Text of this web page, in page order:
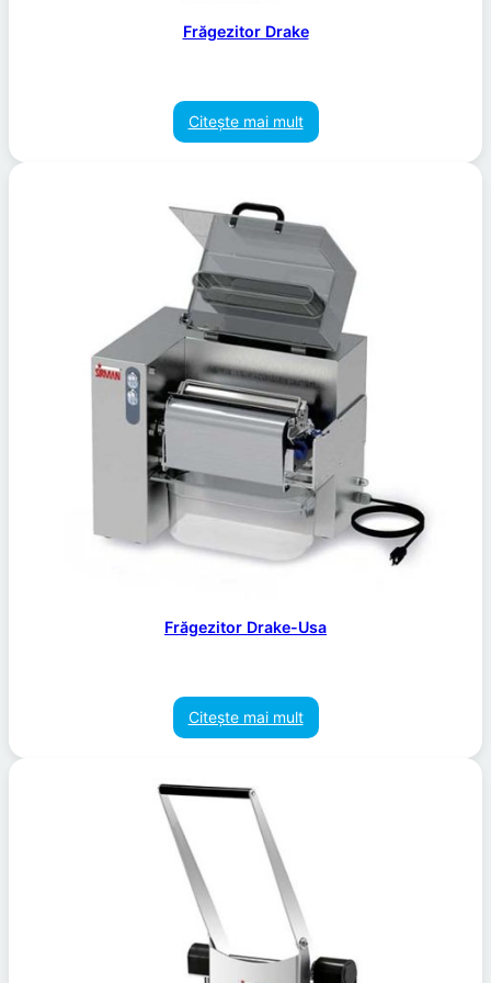
Frăgezitor Drake
Citește mai mult
Frăgezitor Drake-Usa
Citește mai mult